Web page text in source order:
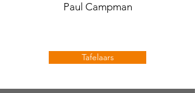
Paul Campman
Tafelaars